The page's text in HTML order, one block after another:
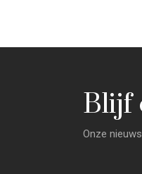
Blijf
Onze